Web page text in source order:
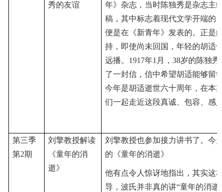
秀的友谊
年》杂志，当时陈独秀是杂志主
稿，其中标志着现代文学开端的
便是在《新青年》发表的。正是
持，即使尚未回国，年轻的胡适
远播。1917年1月，38岁的陈独
了一封信，信中希望胡适能够留
今年是胡适逝世六十周年，在本
们一起走近这段真诚、包容、感
第三季
第2期
刘擎教授解读
《童年的消
逝》
刘擎教授也参加接力讲书了。今
的《童年的消逝》
他有点令人惊讶地指出，其实这
导，波氏并非真的讲“童年的消逝